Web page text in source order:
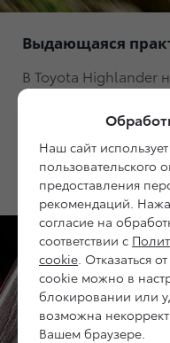
Выдающаяся
В Toyota Highlander
членов вашей
включает три ряда
делает Toyota
для ежедневных
путешествий
Наш сайт
пользовательского
предоставления
рекомендаций.
согласие на
соответствии с
cookie. Отказаться
cookie можно в
блокировании или
возможна
Вашем браузере.